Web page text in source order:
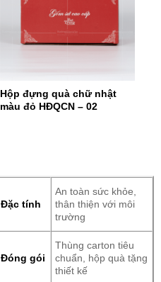
Hộp đựng quà chữ nhật
màu đỏ HĐQCN – 02
Đặc tính
An toàn sức khỏe,
thân thiện với môi
trường
Đóng gói
Thùng carton tiêu
chuẩn, hộp quà tặng
thiết kế